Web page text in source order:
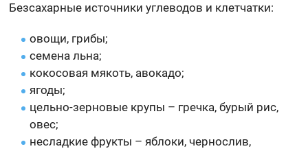
Безсахарные источники углеводов и клетчатки:
овощи, грибы;
семена льна;
кокосовая мякоть, авокадо;
ягоды;
цельно-зерновые крупы – гречка, бурый рис,
овес;
несладкие фрукты – яблоки, чернослив,